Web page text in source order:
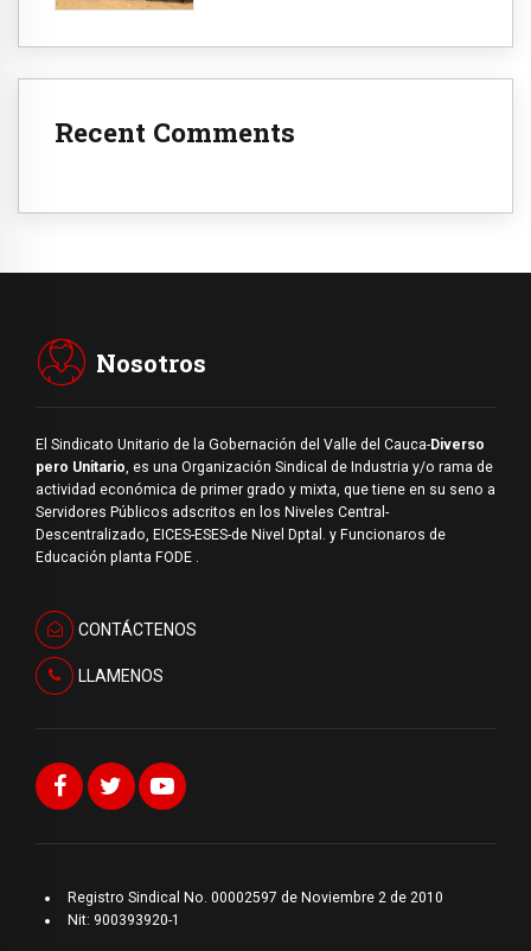
Recent Comments
Nosotros
El Sindicato Unitario de la Gobernación del Valle del Cauca-Diverso
pero Unitario , es una Organización Sindical de Industria y/o rama de
actividad económica de primer grado y mixta, que tiene en su seno a
Servidores Públicos adscritos en los Niveles Central-
Descentralizado, EICES-ESES-de Nivel Dptal. y Funcionaros de
Educación planta FODE .
CONTÁCTENOS
LLAMENOS
Registro Sindical No. 00002597 de Noviembre 2 de 2010
Nit: 900393920-1